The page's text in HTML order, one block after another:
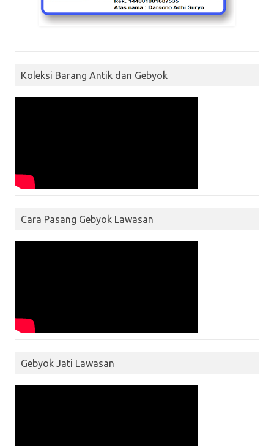
Koleksi Barang Antik dan Gebyok
Cara Pasang Gebyok Lawasan
Gebyok Jati Lawasan